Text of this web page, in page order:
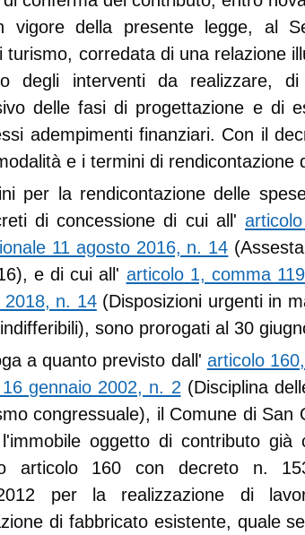
vigore della presente legge, al
turismo, corredata di una relazione
degli interventi da realizzare,
delle fasi di progettazione e di
adempimenti finanziari. Con il
e i termini di rendicontazione
per la rendicontazione delle
di concessione di cui all'
11 agosto 2016, n. 14
e di cui all' articolo 1, comma
2018, n. 14(Disposizioni urgenti in
sono prorogati al 30
a quanto previsto dall' articolo
gennaio 2002, n. 2 (Disciplina
congressuale), il Comune di San
oggetto di contributo già
articolo 160 con decreto n.
per la realizzazione di
di fabbricato esistente, quale